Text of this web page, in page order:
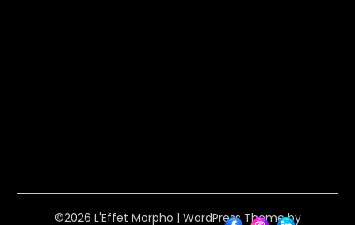
©2026 L'Effet Morpho | WordPress Theme by